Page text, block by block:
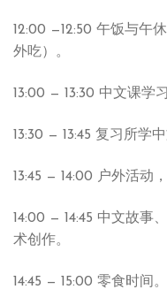
12:00 —12:50 午饭与午
外吃）。
13:00 — 13:30 中文课学
13:30 — 13:45 复习所学
13:45 — 14:00 户外活动
14:00 — 14:45 中文故事
术创作。
14:45 — 15:00 零食时间。